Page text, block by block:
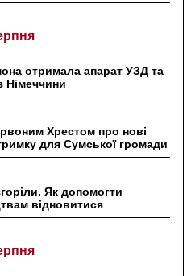
отримала апарат УЗД та
Німеччини
Хрестом про нові
для Сумської громади
Як допомогти
відновитися